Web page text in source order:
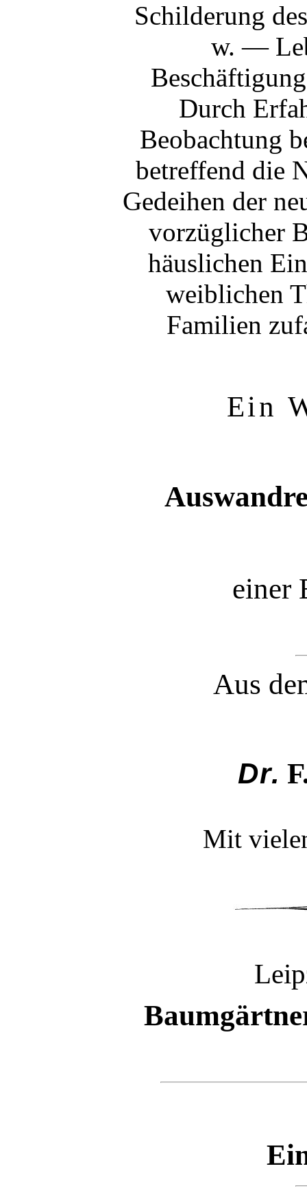
Schilderung
w. —
Durch
Beobachtung
betreffend die
Gedeihen der
vorzüglicher
häuslichen
weiblichen
Familien
Ein
einer
Aus
Dr.
Mit